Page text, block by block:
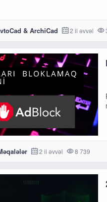
& ArchiCad 2 il əvvəl
2 il əvvəl 8 739